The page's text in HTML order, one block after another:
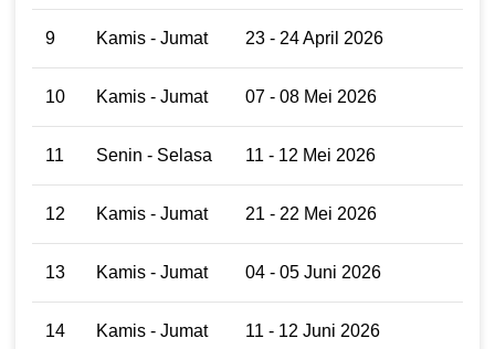
9 Kamis - Jumat 23 - 24 April 2026
10 Kamis - Jumat 07 - 08 Mei 2026
11 Senin - Selasa 11 - 12 Mei 2026
12 Kamis - Jumat 21 - 22 Mei 2026
13 Kamis - Jumat 04 - 05 Juni 2026
14 Kamis - Jumat 11 - 12 Juni 2026